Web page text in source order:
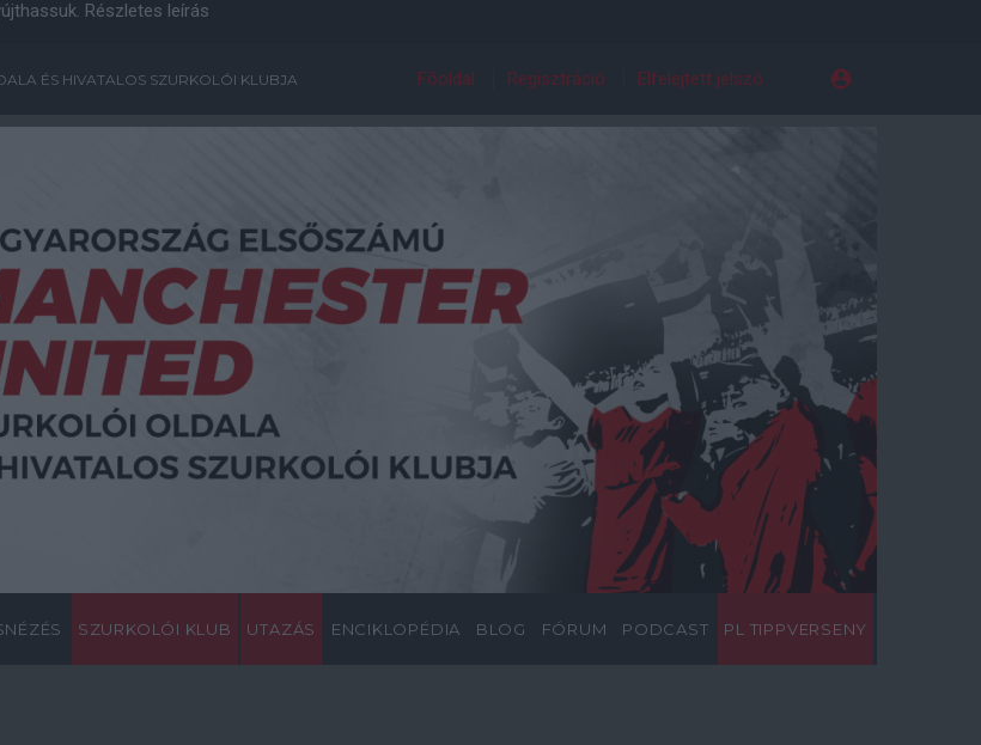
Részletes leírás
ÉS HIVATALOS SZURKOLÓI KLUBJA Főoldal Regisztráció Elfelejtett jelszó
SZURKOLÓI KLUB UTAZÁS ENCIKLOPÉDIA BLOG FÓRUM PODCAST PL TIPPVERSENY